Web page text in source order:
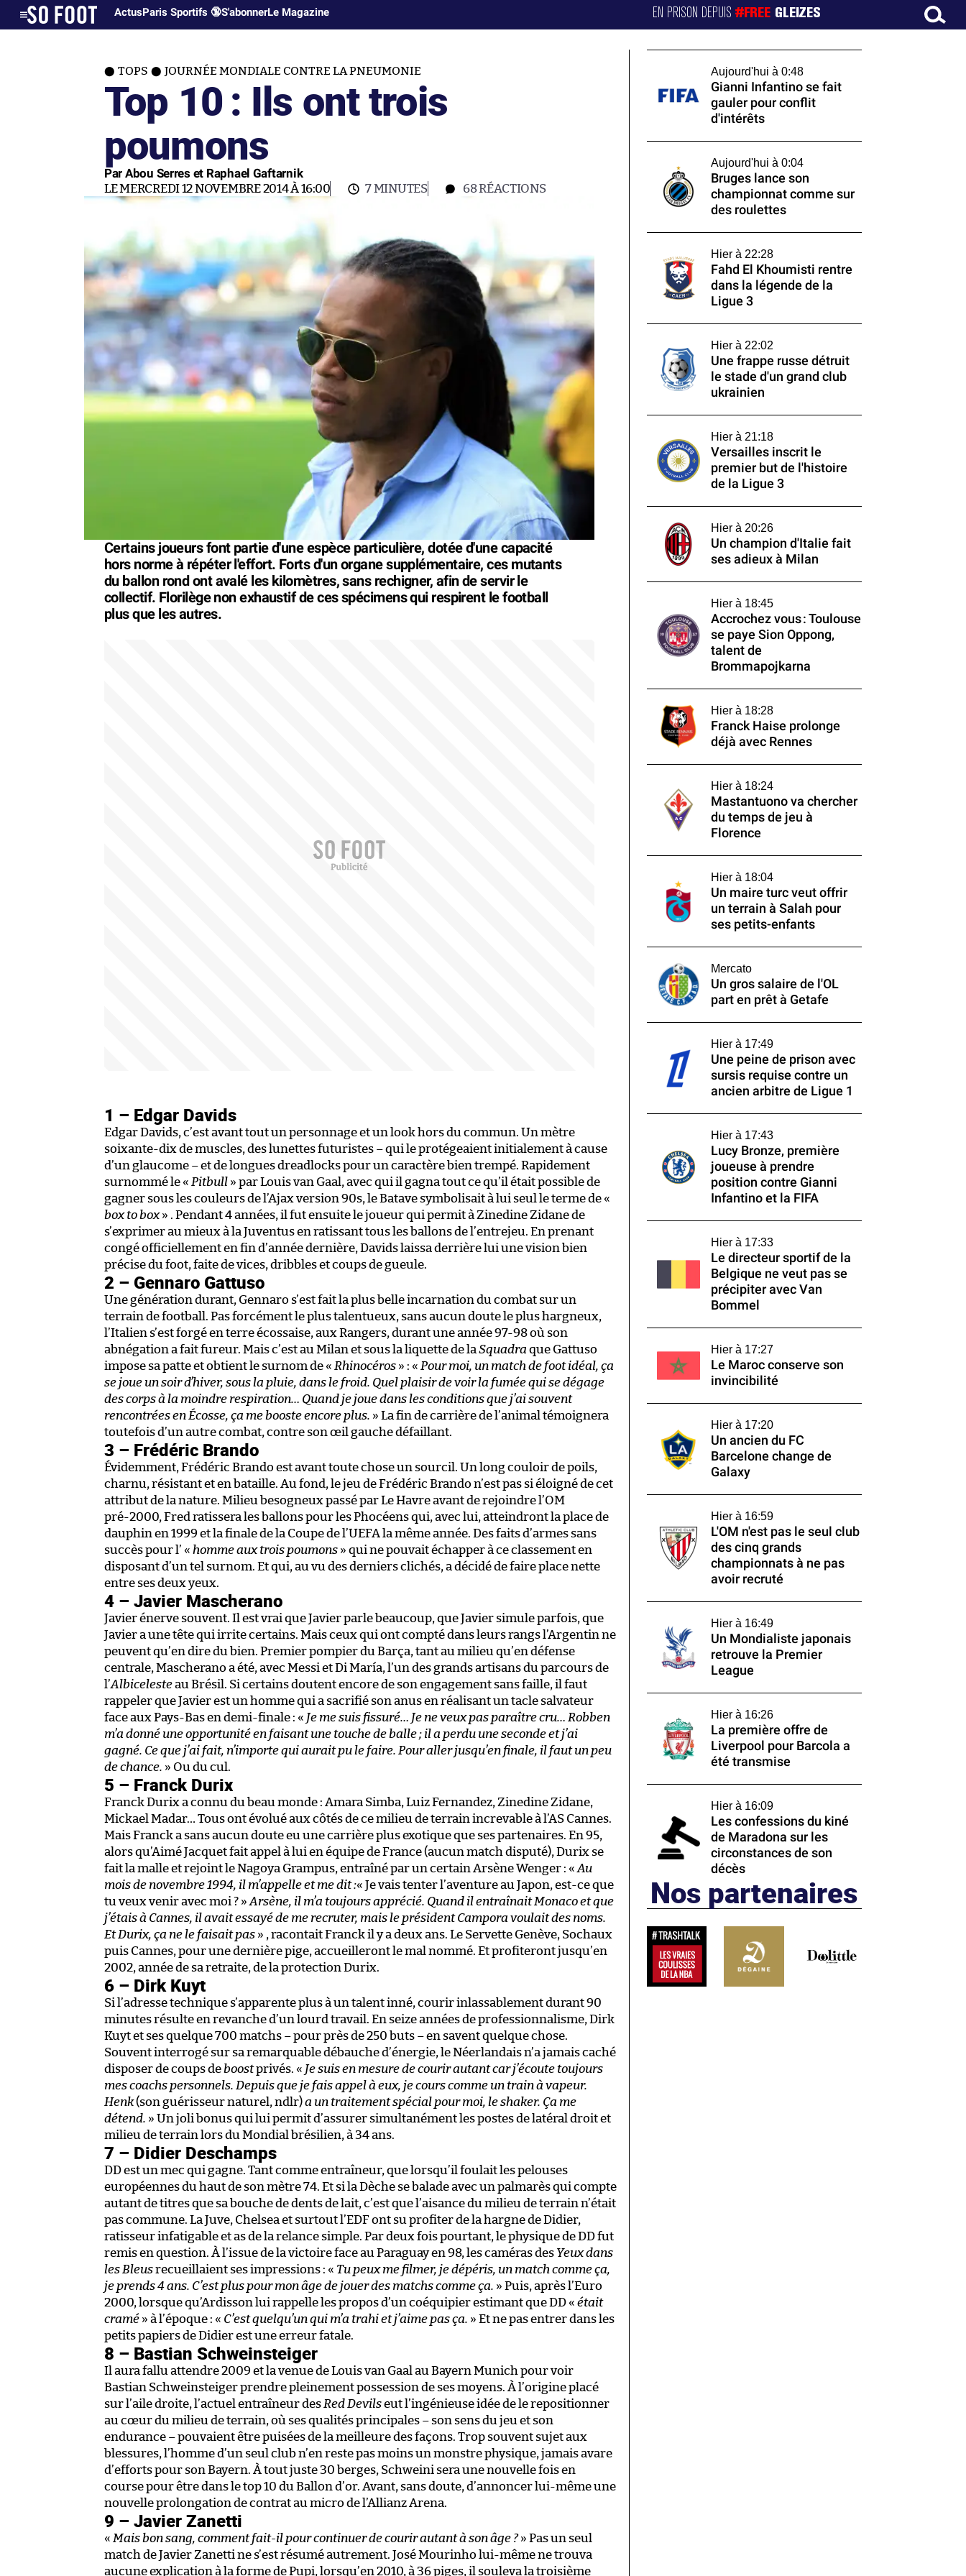
ActusParis Sportifs 🔞S'abonnerLe Magazine EN PRISON DEPUIS#FREE GLEIZES
TOPS JOURNÉE MONDIALE CONTRE LA PNEUMONIE
Top 10 : Ils ont trois
poumons
Par Abou Serres et Raphael Gaftarnik
LE MERCREDI 12 NOVEMBRE 2014 À 16:00 7 MINUTES 68RÉACTIONS
Certains joueurs font partie d'une espèce particulière, dotée d'une capacité
hors norme à répéter l'effort. Forts d'un organe supplémentaire, ces mutants
du ballon rond ont avalé les kilomètres, sans rechigner, afin de servir le
collectif. Florilège non exhaustif de ces spécimens qui respirent le football
plus que les autres.
1 – Edgar Davids
Edgar Davids, c’est avant tout un personnage et un look hors du commun. Un mètre
soixante-dix de muscles, des lunettes futuristes – qui le protégeaient initialement à cause
d’un glaucome – et de longues dreadlocks pour un caractère bien trempé. Rapidement
surnommé le « Pitbull » par Louis van Gaal, avec qui il gagna tout ce qu’il était possible de
gagner sous les couleurs de l’Ajax version 90s, le Batave symbolisait à lui seul le terme de «
box to box» . Pendant 4 années, il fut ensuite le joueur qui permit à Zinedine Zidane de
s’exprimer au mieux à la Juventus en ratissant tous les ballons de l’entrejeu. En prenant
congé officiellement en fin d’année dernière, Davids laissa derrière lui une vision bien
précise du foot, faite de vices, dribbles et coups de gueule.
2 – Gennaro Gattuso
Une génération durant, Gennaro s’est fait la plus belle incarnation du combat sur un
terrain de football. Pas forcément le plus talentueux, sans aucun doute le plus hargneux,
l’Italien s’est forgé en terre écossaise, aux Rangers, durant une année 97-98 où son
abnégation a fait fureur. Mais c’est au Milan et sous la liquette de la Squadra que Gattuso
impose sa patte et obtient le surnom de « Rhinocéros » : « Pour moi, un match de foot idéal, ça
se joue un soir d’hiver, sous la pluie, dans le froid. Quel plaisir de voir la fumée qui se dégage
des corps à la moindre respiration… Quand je joue dans les conditions que j’ai souvent
rencontrées en Écosse, ça me booste encore plus. » La fin de carrière de l’animal témoignera
toutefois d’un autre combat, contre son œil gauche défaillant.
3 – Frédéric Brando
Évidemment, Frédéric Brando est avant toute chose un sourcil. Un long couloir de poils,
charnu, résistant et en bataille. Au fond, le jeu de Frédéric Brando n’est pas si éloigné de cet
attribut de la nature. Milieu besogneux passé par Le Havre avant de rejoindre l’OM
pré-2000, Fred ratissera les ballons pour les Phocéens qui, avec lui, atteindront la place de
dauphin en 1999 et la finale de la Coupe de l’UEFA la même année. Des faits d’armes sans
succès pour l’ « homme aux trois poumons » qui ne pouvait échapper à ce classement en
disposant d’un tel surnom. Et qui, au vu des derniers clichés, a décidé de faire place nette
entre ses deux yeux.
4 – Javier Mascherano
Javier énerve souvent. Il est vrai que Javier parle beaucoup, que Javier simule parfois, que
Javier a une tête qui irrite certains. Mais ceux qui ont compté dans leurs rangs l’Argentin ne
peuvent qu’en dire du bien. Premier pompier du Barça, tant au milieu qu’en défense
centrale, Mascherano a été, avec Messi et Di María, l’un des grands artisans du parcours de
l’Albicelesteau Brésil. Si certains doutent encore de son engagement sans faille, il faut
rappeler que Javier est un homme qui a sacrifié son anus en réalisant un tacle salvateur
face aux Pays-Bas en demi-finale : « Je me suis fissuré… Je ne veux pas paraître cru… Robben
m’a donné une opportunité en faisant une touche de balle ; il a perdu une seconde et j’ai
gagné. Ce que j’ai fait, n’importe qui aurait pu le faire. Pour aller jusqu’en finale, il faut un peu
de chance. » Ou du cul.
5 – Franck Durix
Franck Durix a connu du beau monde : Amara Simba, Luiz Fernandez, Zinedine Zidane,
Mickael Madar… Tous ont évolué aux côtés de ce milieu de terrain increvable à l’AS Cannes.
Mais Franck a sans aucun doute eu une carrière plus exotique que ses partenaires. En 95,
alors qu’Aimé Jacquet fait appel à lui en équipe de France (aucun match disputé), Durix se
fait la malle et rejoint le Nagoya Grampus, entraîné par un certain Arsène Wenger : « Au
mois de novembre 1994, il m’appelle et me dit :« Je vais tenter l’aventure au Japon, est-ce que
tu veux venir avec moi ? » Arsène, il m’a toujours apprécié. Quand il entraînait Monaco et que
j’étais à Cannes, il avait essayé de me recruter, mais le président Campora voulait des noms.
Et Durix, ça ne le faisait pas » , racontait Franck il y a deux ans. Le Servette Genève, Sochaux
puis Cannes, pour une dernière pige, accueilleront le mal nommé. Et profiteront jusqu’en
2002, année de sa retraite, de la protection Durix.
6 – Dirk Kuyt
Si l’adresse technique s’apparente plus à un talent inné, courir inlassablement durant 90
minutes résulte en revanche d’un lourd travail. En seize années de professionnalisme, Dirk
Kuyt et ses quelque 700 matchs – pour près de 250 buts – en savent quelque chose.
Souvent interrogé sur sa remarquable débauche d’énergie, le Néerlandais n’a jamais caché
disposer de coups de boostprivés. « Je suis en mesure de courir autant car j’écoute toujours
mes coachs personnels. Depuis que je fais appel à eux, je cours comme un train à vapeur.
Henk(son guérisseur naturel, ndlr)a un traitement spécial pour moi, le shaker. Ça me
détend. » Un joli bonus qui lui permit d’assurer simultanément les postes de latéral droit et
milieu de terrain lors du Mondial brésilien, à 34 ans.
7 – Didier Deschamps
DD est un mec qui gagne. Tant comme entraîneur, que lorsqu’il foulait les pelouses
européennes du haut de son mètre 74. Et si la Dèche se balade avec un palmarès qui compte
autant de titres que sa bouche de dents de lait, c’est que l’aisance du milieu de terrain n’était
pas commune. La Juve, Chelsea et surtout l’EDF ont su profiter de la hargne de Didier,
ratisseur infatigable et as de la relance simple. Par deux fois pourtant, le physique de DD fut
remis en question. À l’issue de la victoire face au Paraguay en 98, les caméras des Yeux dans
les Bleusrecueillaient ses impressions : « Tu peux me filmer, je dépéris, un match comme ça,
je prends 4 ans. C’est plus pour mon âge de jouer des matchs comme ça. » Puis, après l’Euro
2000, lorsque qu’Ardisson lui rappelle les propos d’un coéquipier estimant que DD « était
cramé » à l’époque : « C’est quelqu’un qui m’a trahi et j’aime pas ça. » Et ne pas entrer dans les
petits papiers de Didier est une erreur fatale.
8 – Bastian Schweinsteiger
Il aura fallu attendre 2009 et la venue de Louis van Gaal au Bayern Munich pour voir
Bastian Schweinsteiger prendre pleinement possession de ses moyens. À l’origine placé
sur l’aile droite, l’actuel entraîneur des Red Devilseut l’ingénieuse idée de le repositionner
au cœur du milieu de terrain, où ses qualités principales – son sens du jeu et son
endurance – pouvaient être puisées de la meilleure des façons. Trop souvent sujet aux
blessures, l’homme d’un seul club n’en reste pas moins un monstre physique, jamais avare
d’efforts pour son Bayern. À tout juste 30 berges, Schweini sera une nouvelle fois en
course pour être dans le top 10 du Ballon d’or. Avant, sans doute, d’annoncer lui-même une
nouvelle prolongation de contrat au micro de l’Allianz Arena.
9 – Javier Zanetti
« Mais bon sang, comment fait-il pour continuer de courir autant à son âge ?» Pas un seul
match de Javier Zanetti ne s’est résumé autrement. José Mourinho lui-même ne trouva
aucune explication à la forme de Pupi, lorsqu’en 2010, à 36 piges, il souleva la troisième
Aujourd'hui à 0:48
Gianni Infantino se fait
gauler pour conflit
d'intérêts
Aujourd'hui à 0:04
Bruges lance son
championnat comme sur
des roulettes
Hier à 22:28
Fahd El Khoumisti rentre
dans la légende de la
Ligue 3
Hier à 22:02
Une frappe russe détruit
le stade d'un grand club
ukrainien
Hier à 21:18
Versailles inscrit le
premier but de l'histoire
de la Ligue 3
Hier à 20:26
Un champion d'Italie fait
ses adieux à Milan
Hier à 18:45
Accrochez vous : Toulouse
se paye Sion Oppong,
talent de
Brommapojkarna
Hier à 18:28
Franck Haise prolonge
déjà avec Rennes
Hier à 18:24
Mastantuono va chercher
du temps de jeu à
Florence
Hier à 18:04
Un maire turc veut offrir
un terrain à Salah pour
ses petits-enfants
Mercato
Un gros salaire de l'OL
part en prêt à Getafe
Hier à 17:49
Une peine de prison avec
sursis requise contre un
ancien arbitre de Ligue 1
Hier à 17:43
Lucy Bronze, première
joueuse à prendre
position contre Gianni
Infantino et la FIFA
Hier à 17:33
Le directeur sportif de la
Belgique ne veut pas se
précipiter avec Van
Bommel
Hier à 17:27
Le Maroc conserve son
invincibilité
Hier à 17:20
Un ancien du FC
Barcelone change de
Galaxy
Hier à 16:59
L'OM n'est pas le seul club
des cinq grands
championnats à ne pas
avoir recruté
Hier à 16:49
Un Mondialiste japonais
retrouve la Premier
League
Hier à 16:26
La première offre de
Liverpool pour Barcola a
été transmise
Hier à 16:09
Les confessions du kiné
de Maradona sur les
circonstances de son
décès
Nos partenaires